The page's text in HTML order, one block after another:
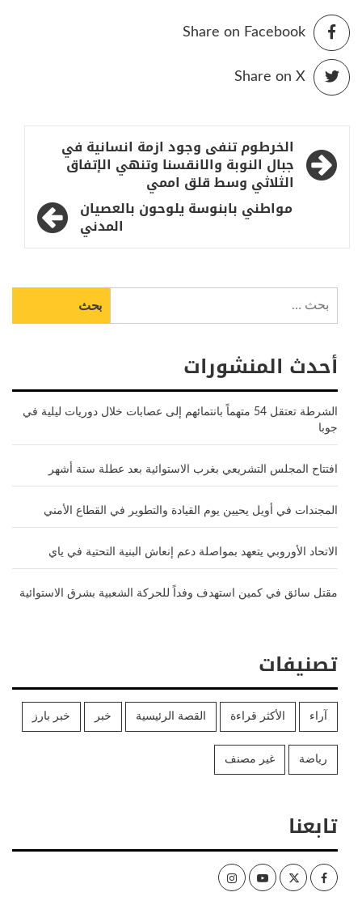
Share on Facebook
Share on X
تصفّح
المقالات
الخرطوم تنفى وجود ازمة انسانية في
جبال النوبة والانقسنا وتنهي الإتفاق
الثلاثي وسط قلق اممي
مواطني بابنوسة يلوحون بالعصيان
المدني
عن:
أحدث المنشورات
الشرطة تعتقل 54 متهماً بانتمائهم إلى عصابات خلال دوريات ليلية في
جوبا
افتتاح المجلس التشريعي بغرب الاستوائية بعد عطلة ستة أشهر
المجندات في أويل يحيين يوم القيادة والتطوير في القطاع الأمني
الاتحاد الأوروبي يتعهد بمواصلة دعم إنعاش البنية التحتية في ياي
مقتل سائق في كمين استهدف وفداً للحركة الشعبية بشرق الاستوائية
تصنيفات
آراء الأكثر قراءة القصة الرئيسية خبر خبر بارز
رياضة غير مصنف
تابعنا
Facebook
Twitter
Youtube
Instagram